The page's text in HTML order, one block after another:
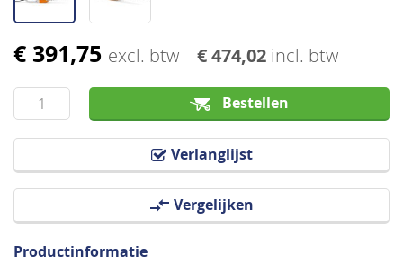
€ 391,75 excl. btw € 474,02 incl. btw
Bestellen
Verlanglijst
Vergelijken
Ga
het
begin
van
Productinformatie